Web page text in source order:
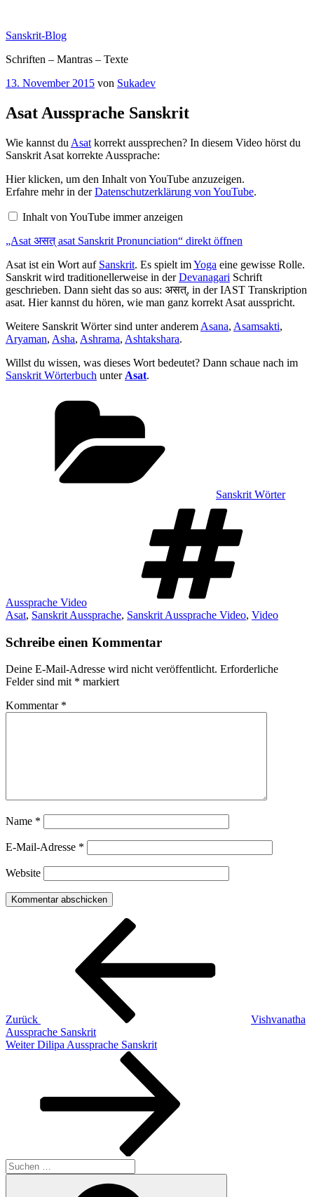
springen
Sanskrit-Blog
Schriften – Mantras – Texte
Veröffentlicht
13. November 2015 von Sukadev
Asat Aussprache Sanskrit
Wie kannst du Asat korrekt aussprechen? In diesem Video hörst du
Sanskrit Asat korrekte Aussprache:
„Asat
असत्
Sanskrit
Pronunciation“
YouTube
Hier klicken, um den Inhalt von YouTube anzuzeigen.
Erfahre mehr in derDatenschutzerklärung von YouTube.
Inhalt von YouTube immer anzeigen
„Asat असत् asat Sanskrit Pronunciation“ direkt öffnen
Asat ist ein Wort auf Sanskrit. Es spielt imYoga eine gewisse Rolle.
Sanskrit wird traditionellerweise in derDevanagari Schrift
geschrieben. Dann sieht das so aus: असत्, in der IAST Transkription
asat. Hier kannst du hören, wie man ganz korrekt Asat ausspricht.
Weitere Sanskrit Wörter sind unter anderem Asana, Asamsakti,
Aryaman, Asha, Ashrama, Ashtakshara.
Willst du wissen, was dieses Wort bedeutet? Dann schaue nach im
Sanskrit Wörterbuch unter Asat.
Sanskrit Wörter
Aussprache Video
Asat, Sanskrit Aussprache, Sanskrit Aussprache Video, Video
Schreibe einen Kommentar
Deine E-Mail-Adresse wird nicht veröffentlicht. Erforderliche
Felder sind mit * markiert
Kommentar *
Name *
E-Mail-Adresse *
Website
Beitragsnavigation
Zurück
Vishvanatha
Aussprache Sanskrit
Nächster
Weiter Dilipa Aussprache Sanskrit
Suchen
nach: